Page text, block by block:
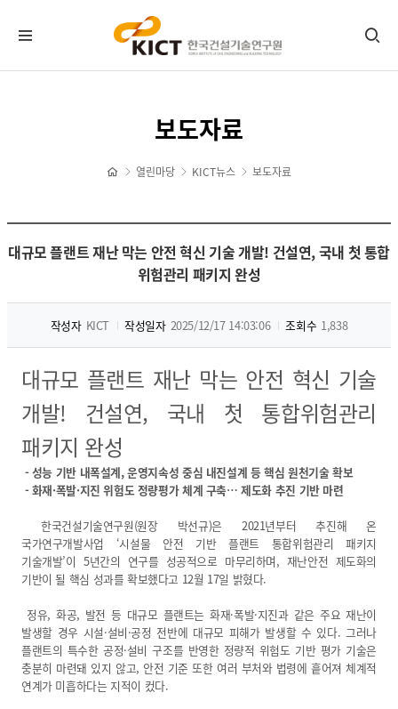
포토뉴스
홍보센터
기관홍보물
정기간행물
뉴스레터 신청/해지
CI 다운로드
자료실
열린 KICT
고객지원
입찰공고
채용공고
클린 KICT
연구부정행위 신고센터
작업중지 요청제
윤리경영
윤리헌장
보도자료
열린마당 KICT뉴스 보도자료
대규모 플랜트 재난 막는 안전 혁신 기술 개발! 건설연, 국내 첫 통합
위험관리 패키지 완성
작성자 KICT 작성일자 2025/12/17 14:03:06 조회수 1,838
대규모 플랜트 재난 막는 안전 혁신 기술
개발! 건설연, 국내 첫 통합위험관리
패키지 완성
- 성능 기반 내폭설계, 운영지속성 중심 내진설계 등 핵심 원천기술 확보
- 화재·폭발·지진 위험도 정량평가 체계 구축… 제도화 추진 기반 마련
한국건설기술연구원(원장 박선규)은 2021년부터 추진해 온
국가연구개발사업 ‘시설물 안전 기반 플랜트 통합위험관리 패키지
기술개발’이 5년간의 연구를 성공적으로 마무리하며, 재난안전 제도화의
기반이 될 핵심 성과를 확보했다고 12월 17일 밝혔다.
정유, 화공, 발전 등 대규모 플랜트는 화재·폭발·지진과 같은 주요 재난이
발생할 경우 시설·설비·공정 전반에 대규모 피해가 발생할 수 있다. 그러나
플랜트의 특수한 공정·설비 구조를 반영한 정량적 위험도 기반 평가 기술은
충분히 마련돼 있지 않고, 안전 기준 또한 여러 부처와 법령에 흩어져 체계적
연계가 미흡하다는 지적이 컸다.